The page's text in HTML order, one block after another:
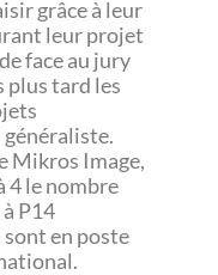
grâce à leur
leur projet
face au jury
plus tard les
généraliste.
Mikros Image,
4 le nombre
P14
en poste